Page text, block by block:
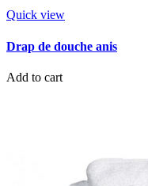
Quick view
Drap de douche anis
Add to cart